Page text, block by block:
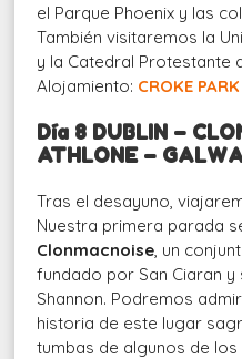
el Parque Phoenix y las
También visitaremos la
y la Catedral Protestante
Alojamiento: CROKE
Día 8 DUBLIN –
ATHLONE –
Tras el desayuno,
Nuestra primera parada
Clonmacnoise, un
fundado por San Ciaran
Shannon. Podremos
historia de este lugar
tumbas de algunos de